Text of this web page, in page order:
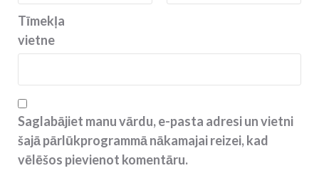
Tīmekļa
vietne
Saglabājiet manu vārdu, e-pasta adresi un vietni
šajā pārlūkprogrammā nākamajai reizei, kad
vēlēšos pievienot komentāru.